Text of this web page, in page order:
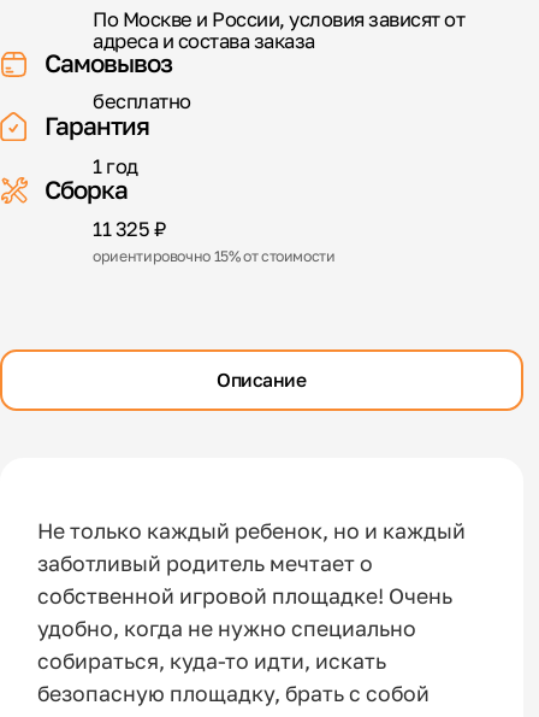
По Москве и России, условия зависят от
адреса и состава заказа
Самовывоз
бесплатно
Гарантия
1 год
Сборка
11 325 ₽
ориентировочно 15% от стоимости
Описание
Не только каждый ребенок, но и каждый
заботливый родитель мечтает о
собственной игровой площадке! Очень
удобно, когда не нужно специально
собираться, куда-то идти, искать
безопасную площадку, брать с собой